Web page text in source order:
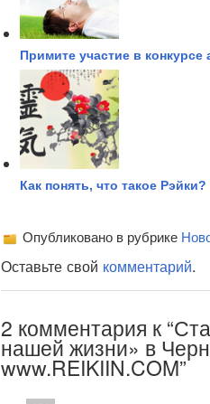
Примите участие в
Как понять, что такое Рэйки?
Опубликовано в рубрике
Оставьте свой комментарий.
2 комментария к
нашей жизни» в
www.REIKIIN.COM”